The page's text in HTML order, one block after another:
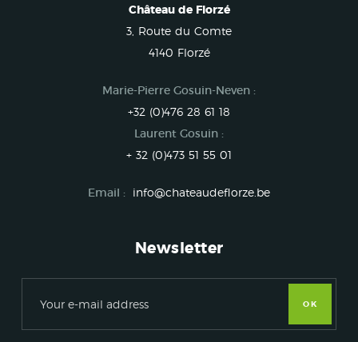
Château de Florzé
3, Route du Comte
4140 Florzé
Marie-Pierre Gosuin-Neven :
+32 (0)476 28 61 18
Laurent Gosuin :
+ 32 (0)473 51 55 01
Email : info@chateaudeflorze.be
Newsletter
OK